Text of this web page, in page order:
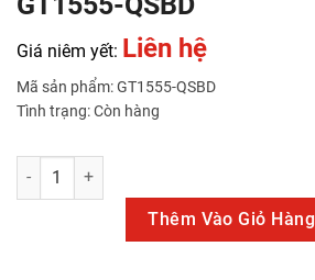
Giá niêm yết: Liên hệ
Mã sản phẩm: GT1555-QSBD
Tình trạng: Còn hàng
GT1555-QSBD số lượng
Thêm Vào Giỏ Hàng